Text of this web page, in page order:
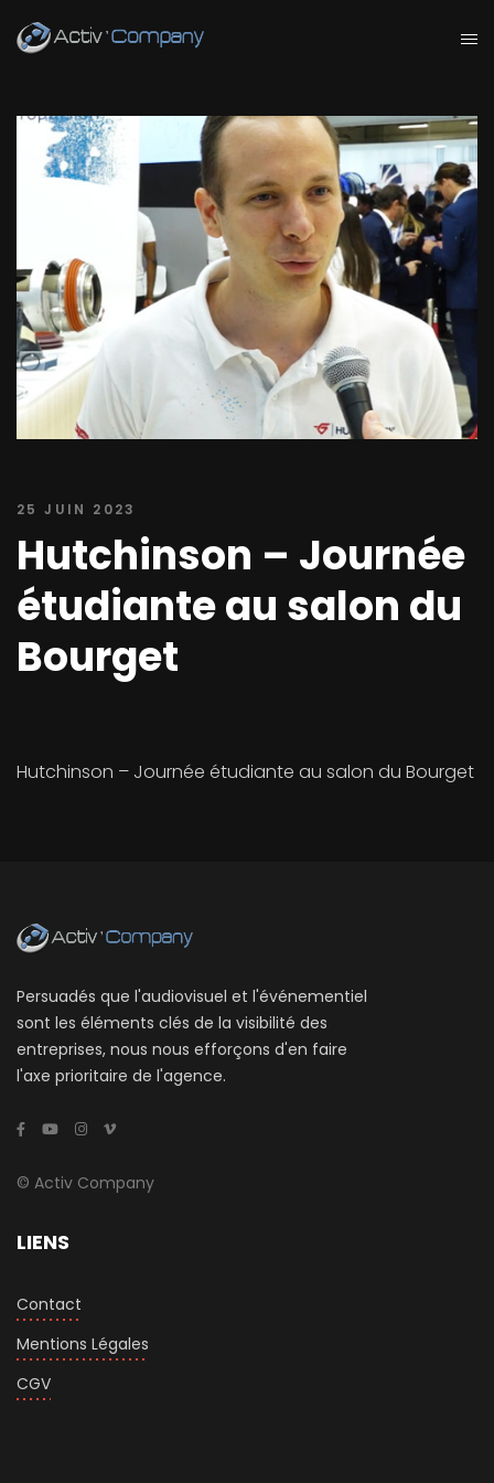
25 JUIN 2023
Hutchinson – Journée
étudiante au salon du
Bourget
Hutchinson – Journée étudiante au salon du Bourget
Persuadés que l'audiovisuel et l'événementiel
sont les éléments clés de la visibilité des
entreprises, nous nous efforçons d'en faire
l'axe prioritaire de l'agence.
© Activ Company
LIENS
Contact
Mentions Légales
CGV